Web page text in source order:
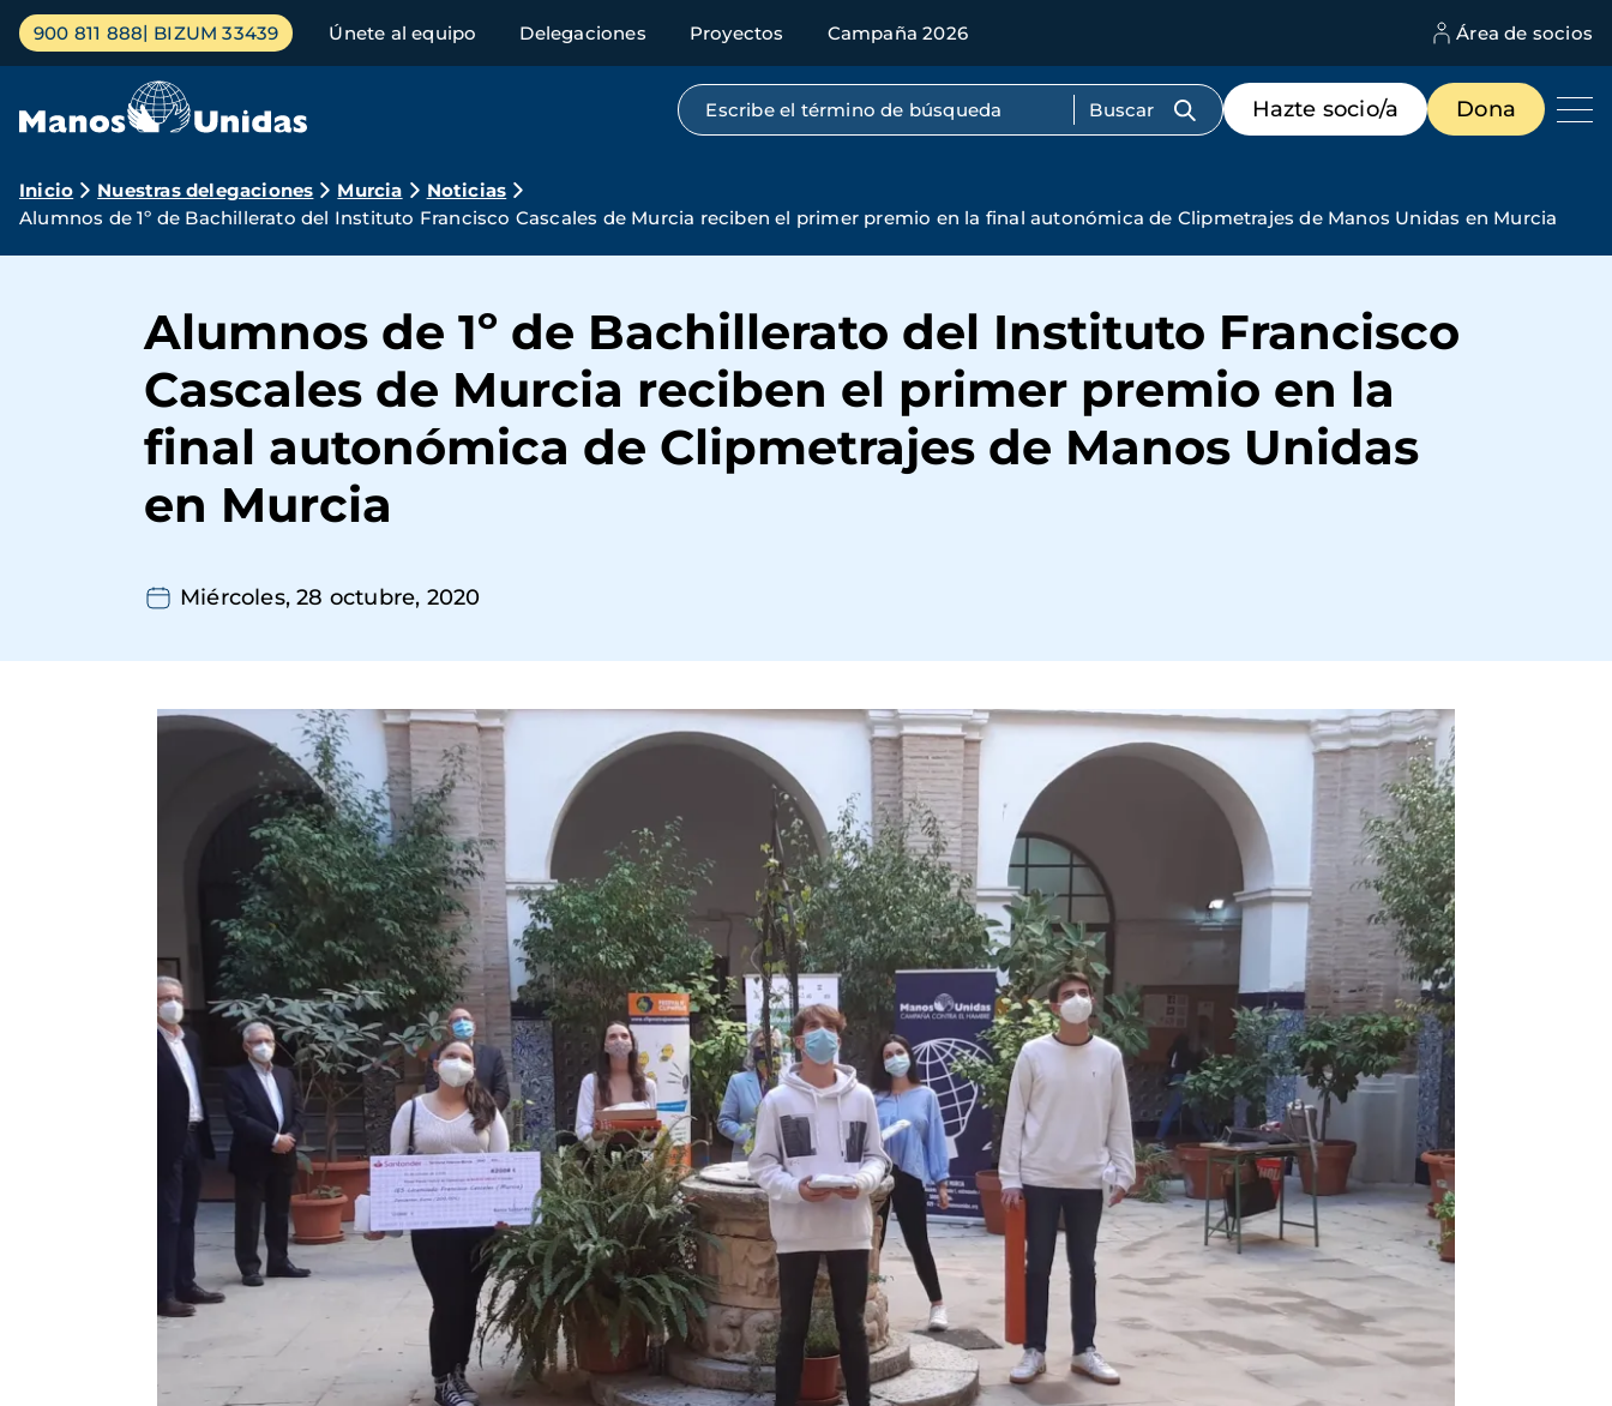
Pasar
contenido
Menú
principal
900 811 888 BIZUM 33439 Únete al equipo Delegaciones Proyectos Campaña 2026 Área de socios
Búsqueda por texto completo
Menú
de
destacados
Hazte socio/a Dona
Ruta
de
Inicio Nuestras delegaciones Murcia
Noticias
Alumnos de 1º de Bachillerato del Instituto Francisco Cascales de Murcia reciben el primer premio en la final autonómica de Clipmetrajes de Manos Unidas en Murcia
Alumnos de 1º de Bachillerato del Instituto Francisco
Cascales de Murcia reciben el primer premio en la
final autonómica de Clipmetrajes de Manos Unidas
en Murcia
Miércoles, 28 octubre, 2020